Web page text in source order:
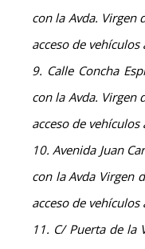
con la Avda. Virgen
acceso de vehículos
9. Calle Concha
con la Avda. Virgen
acceso de vehículos
10. Avenida Juan
con la Avda Virgen
acceso de vehículos
11. C/ Puerta de la